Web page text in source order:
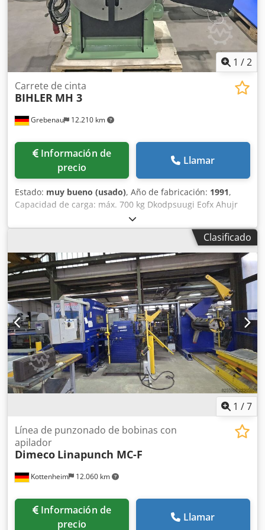
1 /2
Grebenau 12.210 km
Carrete de cinta
BIHLER MH 3
Información de
precio
Llamar
Estado: muy bueno (usado), Año de fabricación: 1991,
Capacidad de carga: máx. 700 kg Dkodpsuugi Eofx Ahujr
Diámetro del plato de bobina: 1.000 mm Diámetro exterior
del carrete: máx. 1.400 mm Diámetro interior del carrete:
260 - 710 mm Ancho del carrete: máx. 120 mm Clasificado
1 /7
Kottenheim 12.060 km
Línea de punzonado de bobinas con
apilador
Dimeco Linapunch MC-F
Información de
precio
Llamar